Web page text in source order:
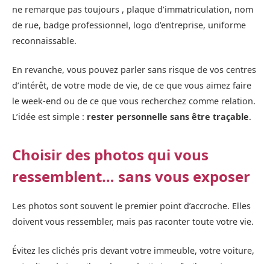
ne remarque pas toujours , plaque d’immatriculation, nom
de rue, badge professionnel, logo d’entreprise, uniforme
reconnaissable.
En revanche, vous pouvez parler sans risque de vos centres
d’intérêt, de votre mode de vie, de ce que vous aimez faire
le week-end ou de ce que vous recherchez comme relation.
L’idée est simple : rester personnelle sans être traçable.
Choisir des photos qui vous
ressemblent… sans vous exposer
Les photos sont souvent le premier point d’accroche. Elles
doivent vous ressembler, mais pas raconter toute votre vie.
Évitez les clichés pris devant votre immeuble, votre voiture,